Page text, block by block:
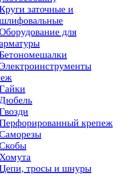
заточные и
для
Электроинструменты
Дюбель
крепеж
Хомута
тросы и шнуры